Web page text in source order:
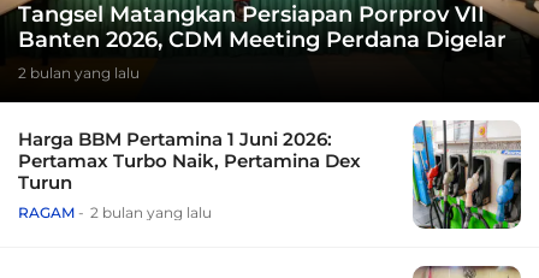
Tangsel Matangkan Persiapan Porprov VII
Banten 2026, CDM Meeting Perdana Digelar
2 bulan yang lalu
Harga BBM Pertamina 1 Juni 2026:
Pertamax Turbo Naik, Pertamina Dex
Turun
RAGAM 2 bulan yang lalu